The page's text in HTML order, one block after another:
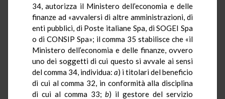
34, autorizza il Ministero dell’economia e delle
finanze ad «avvalersi di altre amministrazioni, di
enti pubblici, di Poste italiane Spa, di SOGEI Spa
o di CONSIP Spa»; il comma 35 stabilisce che «il
Ministero dell’economia e delle finanze, ovvero
uno dei soggetti di cui questo si avvale ai sensi
del comma 34, individua: a) i titolari del beneficio
di cui al comma 32, in conformità alla disciplina
di cui al comma 33;b) il gestore del servizio